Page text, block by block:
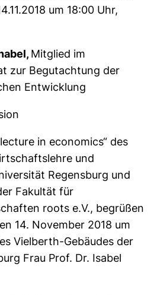
um 18:00 Uhr,
Mitglied im
zur Begutachtung der
Entwicklung
in economics“ des
und
Regensburg und
Fakultät für
roots e.V., begrüßen
14. November 2018 um
Vielberth-Gebäudes der
Frau Prof. Dr. Isabel